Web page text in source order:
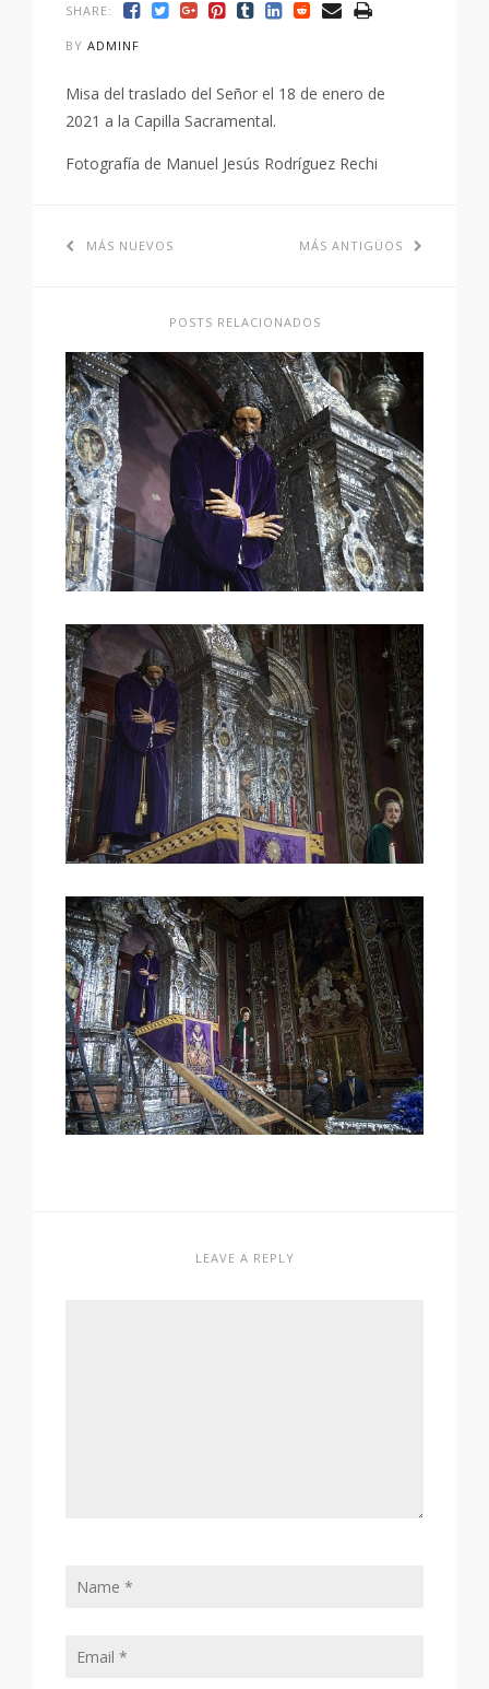
SHARE:
BY ADMINF
Misa del traslado del Señor el 18 de enero de
2021 a la Capilla Sacramental.
Fotografía de Manuel Jesús Rodríguez Rechi
MÁS NUEVOS MÁS ANTIGÜOS
POSTS RELACIONADOS
LEAVE A REPLY